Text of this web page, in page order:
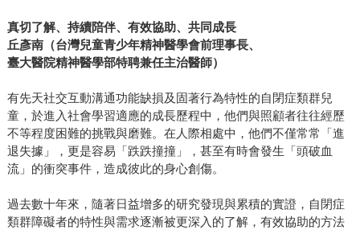
真切了解、持續陪伴、有效協助、共同成長
丘彥南（台灣兒童青少年精神醫學會前理事長、
臺大醫院精神醫學部特聘兼任主治醫師）
有先天社交互動溝通功能缺損及固著行為特性的自閉症類群兒
童，於進入社會學習適應的成長歷程中，他們與照顧者往往經歷
不等程度困難的挑戰與磨難。在人際相處中，他們不僅常常「進
退失據」，更是容易「跌跌撞撞」，甚至有時會發生「頭破血
流」的衝突事件，造成彼此的身心創傷。
過去數十年來，隨著日益增多的研究發現與累積的實證，自閉症
類群障礙者的特性與需求逐漸被更深入的了解，有效協助的方法